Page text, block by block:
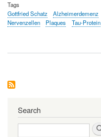
Tags
Gottfried Schatz
Alzheimerdemenz
Nervenzellen
Plaques Tau-Protein
Search
Search